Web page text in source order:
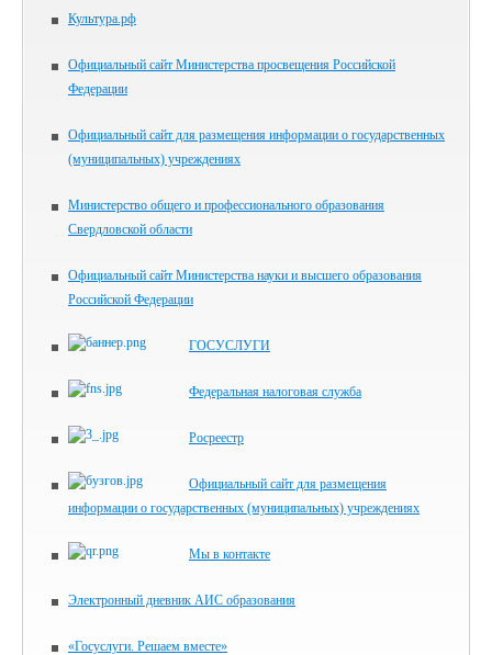
Культура.рф
Официальный сайт Министерства просвещения Российской
Федерации
Официальный сайт для размещения информации о государственных
(муниципальных) учреждениях
Министерство общего и профессионального образования
Свердловской области
Официальный сайт Министерства науки и высшего образования
Российской Федерации
ГОСУСЛУГИ
Федеральная налоговая служба
Росреестр
Официальный сайт для размещения
информации о государственных (муниципальных) учреждениях
Мы в контакте
Электронный дневник АИС образования
«Госуслуги. Решаем вместе»